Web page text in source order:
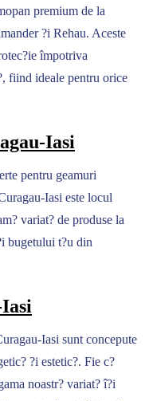
premium de la
?i Rehau. Aceste
împotriva
fiind ideale pentru orice
Iasi
pentru geamuri
Iasi este locul
variat? de produse la
bugetului t?u din
Iasi sunt concepute
?i estetic?. Fie c?
noastr? variat? î?i